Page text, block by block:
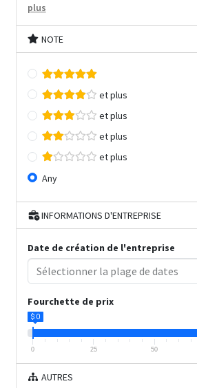
plus
NOTE
et plus
et plus
et plus
et plus
Any
INFORMATIONS D'ENTREPRISE
Date de création de l'entreprise
Fourchette de prix
$ 0
0 25 50
AUTRES